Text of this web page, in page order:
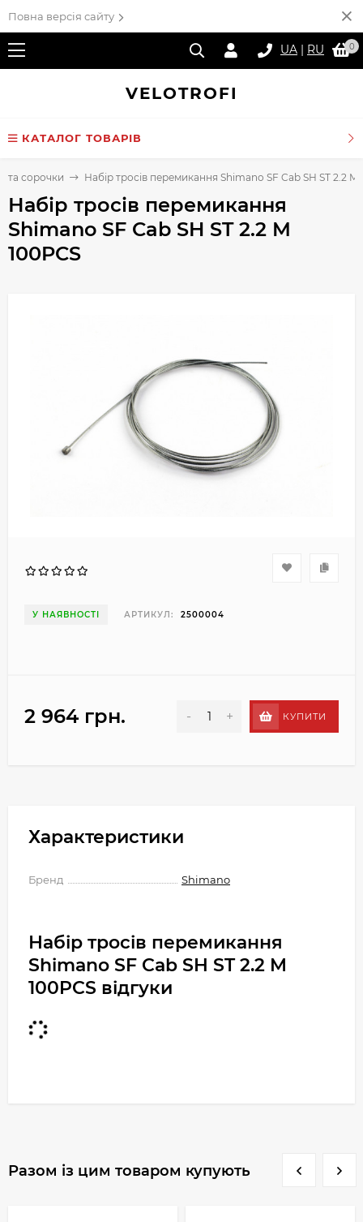
Повна версія сайту
UA | RU 0
VELOTROFI
КАТАЛОГ ТОВАРІВ
та сорочки Набір тросів перемикання Shimano SF Cab SH ST 2.2 M
Набір тросів перемикання
Shimano SF Cab SH ST 2.2 M
100PCS
У НАЯВНОСТІ АРТИКУЛ: 2500004
2 964 грн. - + КУПИТИ
Характеристики
Бренд Shimano
Набір тросів перемикання
Shimano SF Cab SH ST 2.2 M
100PCS відгуки
Разом із цим товаром купують